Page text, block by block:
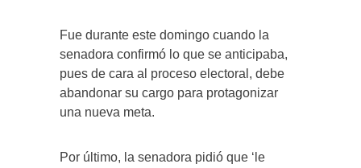
Fue durante este domingo cuando la
senadora confirmó lo que se anticipaba,
pues de cara al proceso electoral, debe
abandonar su cargo para protagonizar
una nueva meta.
Por último, la senadora pidió que ‘le